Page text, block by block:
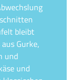
bleibt
Gurke,
und
und